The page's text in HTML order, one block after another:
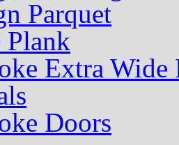
Parquet
Extra Wide
Doors